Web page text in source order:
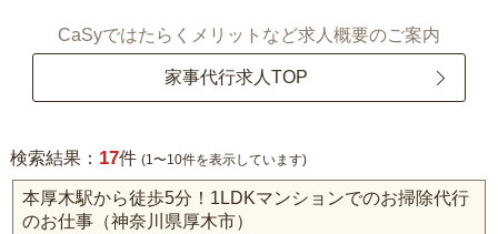
CaSyではたらくメリットなど求人概要のご案内
家事代行求人TOP
検索結果： 17件 (1〜10件を表示しています)
本厚木駅から徒歩5分！1LDKマンションでのお掃除代行
のお仕事（神奈川県厚木市）